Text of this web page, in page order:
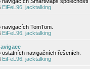
EiFeL96 jacktalking
navigacích TomTom.
EiFeL96 jacktalking
ostatních navigačních řešeních.
EiFeL96 jacktalking